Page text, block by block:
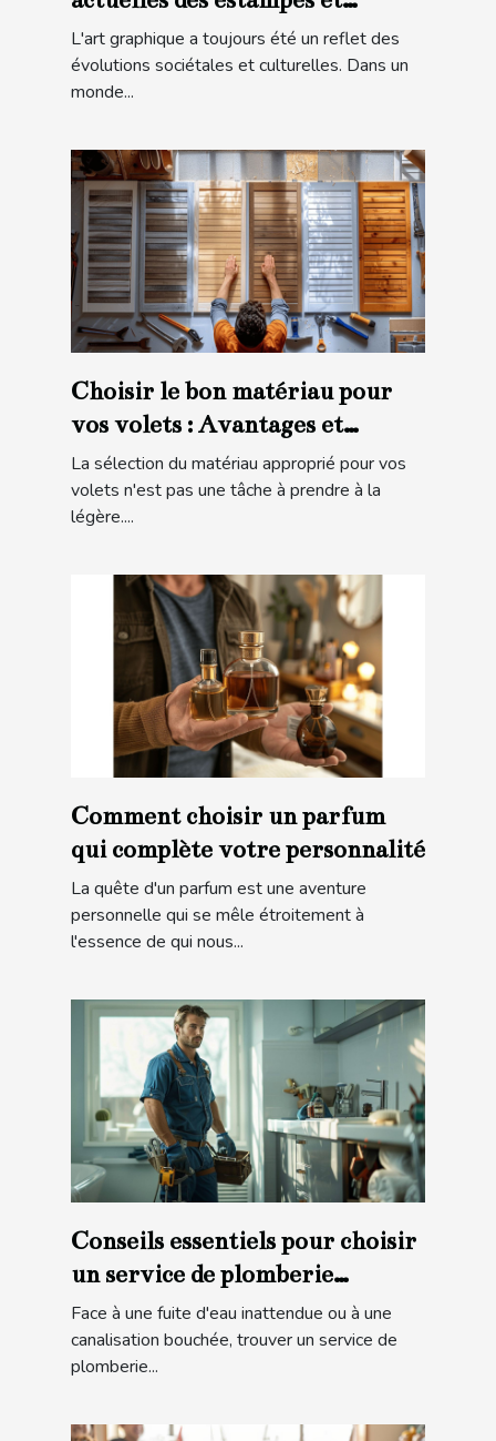
lithographies modernes
L'art graphique a toujours été un reflet des
évolutions sociétales et culturelles. Dans un
monde...
Choisir le bon matériau pour
vos volets : Avantages et
considérations
La sélection du matériau approprié pour vos
volets n'est pas une tâche à prendre à la
légère....
Comment choisir un parfum
qui complète votre personnalité
La quête d'un parfum est une aventure
personnelle qui se mêle étroitement à
l'essence de qui nous...
Conseils essentiels pour choisir
un service de plomberie
d'urgence
Face à une fuite d'eau inattendue ou à une
canalisation bouchée, trouver un service de
plomberie...